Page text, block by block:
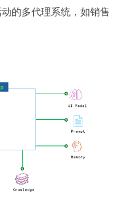
的多代理系统，如销售